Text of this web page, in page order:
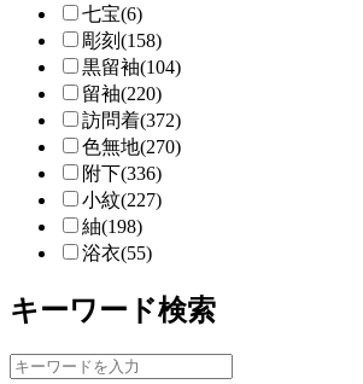
七宝(6)
彫刻(158)
黒留袖(104)
留袖(220)
訪問着(372)
色無地(270)
附下(336)
小紋(227)
紬(198)
浴衣(55)
キーワード検索